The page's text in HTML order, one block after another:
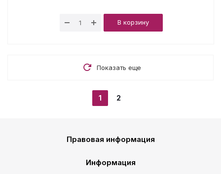
В корзину
Показать еще
1 2
Правовая информация
Информация